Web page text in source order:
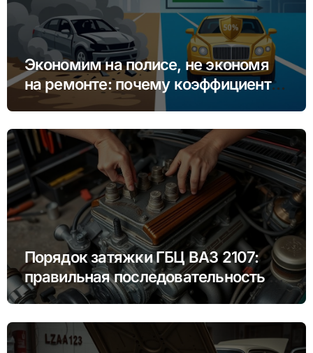
Экономим на полисе, не экономя
на ремонте: почему коэффициент
бонус-малус (КБМ) важнее цены
Порядок затяжки ГБЦ ВАЗ 2107:
правильная последовательность и
моменты